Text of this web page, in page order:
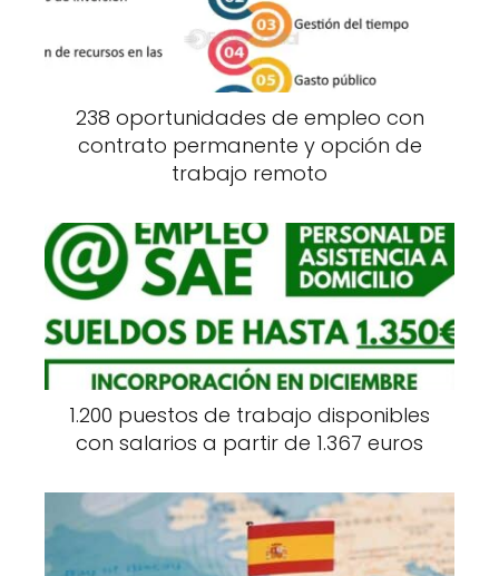
238 oportunidades de empleo con
contrato permanente y opción de
trabajo remoto
1.200 puestos de trabajo disponibles
con salarios a partir de 1.367 euros